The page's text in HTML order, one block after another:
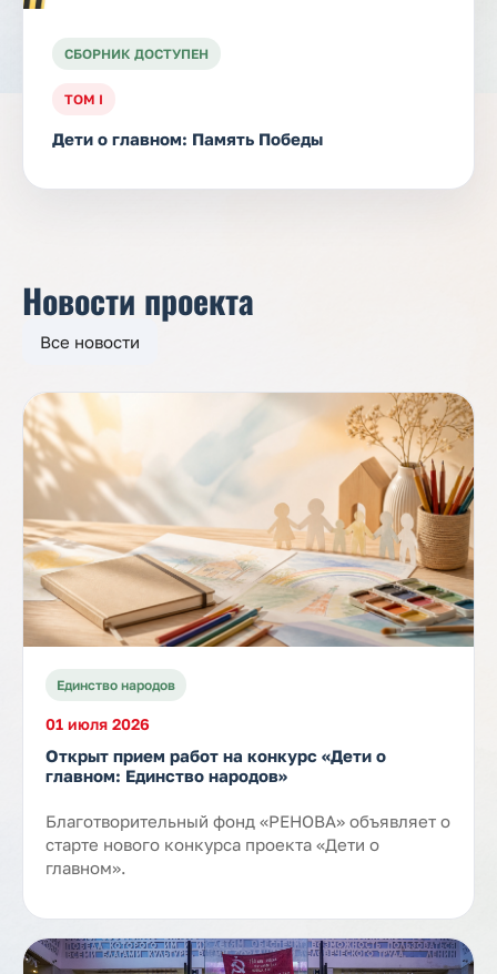
СБОРНИК ДОСТУПЕН
ТОМ I
Дети о главном: Память Победы
Новости проекта
Все новости
Единство народов
01 июля 2026
Открыт прием работ на конкурс «Дети о
главном: Единство народов»
Благотворительный фонд «РЕНОВА» объявляет о
старте нового конкурса проекта «Дети о
главном».